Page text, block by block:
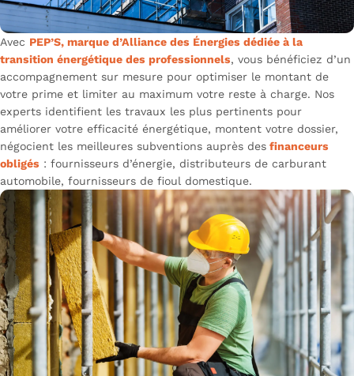
Avec PEP’S, marque d’Alliance des Énergies dédiée à la
transition énergétique des professionnels, vous bénéficiez d’un
accompagnement sur mesure pour optimiser le montant de
votre prime et limiter au maximum votre reste à charge. Nos
experts identifient les travaux les plus pertinents pour
améliorer votre efficacité énergétique, montent votre dossier,
négocient les meilleures subventions auprès des financeurs
obligés : fournisseurs d’énergie, distributeurs de carburant
automobile, fournisseurs de fioul domestique.